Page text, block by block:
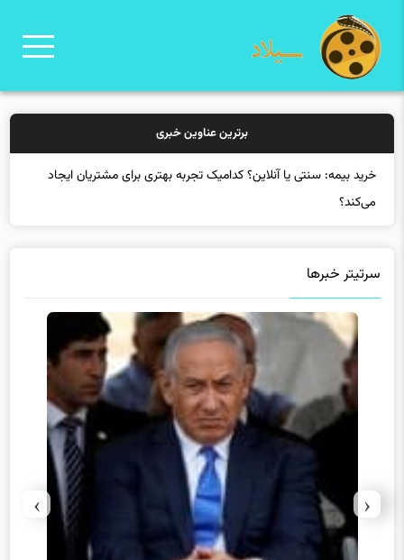
برترین عناوین خبری
خرید بیمه: سنتی یا آنلاین؟ کدامیک تجربه بهتری برای مشتریان ایجاد
می‌کند؟
سرتیتر خبرها
‹
›